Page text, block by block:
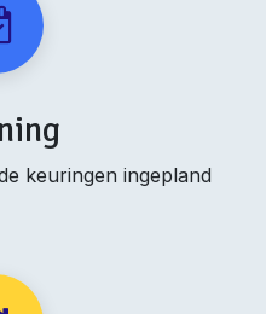
keuringen ingepland